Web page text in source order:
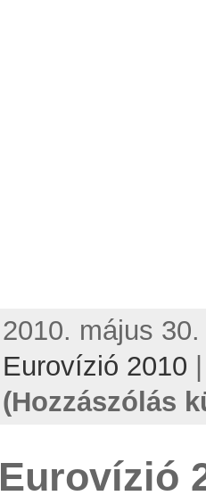
2010. május
Eurovízió 2010
(Hozzászólás
Eurovízió